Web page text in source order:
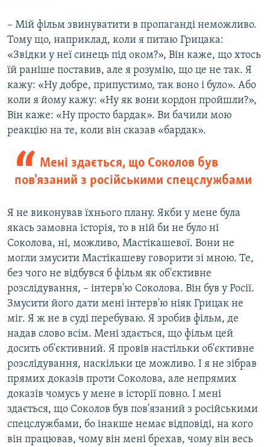
– Мій фільм звинуватити в пропаганді неможливо.
Тому що, наприклад, коли я питаю Грицака:
«Звідки у неї синець під оком?», Він каже, що хтось
їй раніше поставив, але я розумію, що це не так. Я
кажу: «Ну добре, припустимо, так воно і було». Або
коли я йому кажу: «Ну як вони кордон пройшли?»,
Він каже: «Ну просто бардак». Ви бачили мою
реакцію на те, коли він сказав «бардак».
Мені здається, що Соколов був
пов'язаний з російськими спецслужбами
Я не виконував їхнього плану. Якби у мене була
якась замовна історія, то в ній би не було ні
Соколова, ні, можливо, Мастікашевої. Вони не
могли змусити Мастікашеву говорити зі мною. Те,
без чого не відбувся б фільм як об'єктивне
розслідування, – інтерв'ю Соколова. Він був у Росії.
Змусити його дати мені інтерв'ю ніяк Грицак не
міг. Я ж не в суді перебуваю. Я зробив фільм, де
надав слово всім. Мені здається, що фільм цей
досить об'єктивний. Я провів настільки об'єктивне
розслідування, наскільки це можливо. І я не зібрав
прямих доказів проти Соколова, але непрямих
доказів чомусь у мене в історії повно. І мені
здається, що Соколов був пов'язаний з російськими
спецслужбами, бо інакше немає відповіді, на кого
він працював, чому він мені брехав, чому він весь